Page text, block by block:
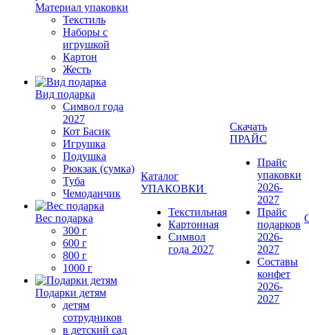
Материал упаковки
Текстиль
Наборы с
игрушкой
Картон
Жесть
Вид подарка
Символ года
2027
Кот Басик
Игрушка
Подушка
Рюкзак (сумка)
Туба
Чемоданчик
Вес подарка
300 г
600 г
800 г
1000 г
Подарки детям
детям
сотрудников
в детский сад
Каталог
УПАКОВКИ
Текстильная
Картонная
Символ
года 2027
Скачать
ПРАЙС
Прайс
упаковки
2026-
2027
Прайс
подарков
2026-
2027
Составы
конфет
2026-
2027